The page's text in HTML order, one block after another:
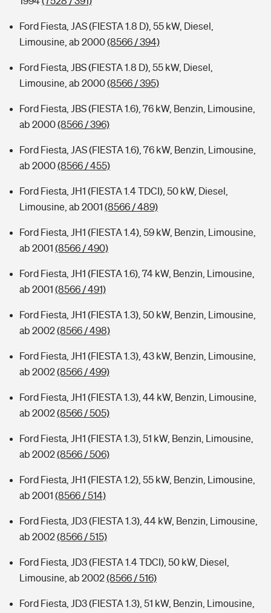
Ford Fiesta, JAS (FIESTA 1.8 D), 55 kW, Diesel,
Limousine, ab 2000(8566 / 394)
Ford Fiesta, JBS (FIESTA 1.8 D), 55 kW, Diesel,
Limousine, ab 2000(8566 / 395)
Ford Fiesta, JBS (FIESTA 1.6), 76 kW, Benzin, Limousine,
ab 2000(8566 / 396)
Ford Fiesta, JAS (FIESTA 1.6), 76 kW, Benzin, Limousine,
ab 2000(8566 / 455)
Ford Fiesta, JH1 (FIESTA 1.4 TDCI), 50 kW, Diesel,
Limousine, ab 2001 (8566 / 489)
Ford Fiesta, JH1 (FIESTA 1.4), 59 kW, Benzin, Limousine,
ab 2001 (8566 / 490)
Ford Fiesta, JH1 (FIESTA 1.6), 74 kW, Benzin, Limousine,
ab 2001 (8566 / 491)
Ford Fiesta, JH1 (FIESTA 1.3), 50 kW, Benzin, Limousine,
ab 2002(8566 / 498)
Ford Fiesta, JH1 (FIESTA 1.3), 43 kW, Benzin, Limousine,
ab 2002(8566 / 499)
Ford Fiesta, JH1 (FIESTA 1.3), 44 kW, Benzin, Limousine,
ab 2002(8566 / 505)
Ford Fiesta, JH1 (FIESTA 1.3), 51 kW, Benzin, Limousine,
ab 2002(8566 / 506)
Ford Fiesta, JH1 (FIESTA 1.2), 55 kW, Benzin, Limousine,
ab 2001 (8566 / 514)
Ford Fiesta, JD3 (FIESTA 1.3), 44 kW, Benzin, Limousine,
ab 2002(8566 / 515)
Ford Fiesta, JD3 (FIESTA 1.4 TDCI), 50 kW, Diesel,
Limousine, ab 2002(8566 / 516)
Ford Fiesta, JD3 (FIESTA 1.3), 51 kW, Benzin, Limousine,